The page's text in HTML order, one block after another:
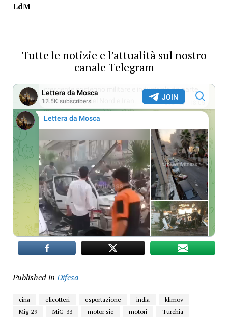
LdM
Tutte le notizie e l’attualità sul nostro
canale Telegram
Published in Difesa
cina elicotteri esportazione india
klimov
Mig-29
MiG-33 motor sic motori Turchia